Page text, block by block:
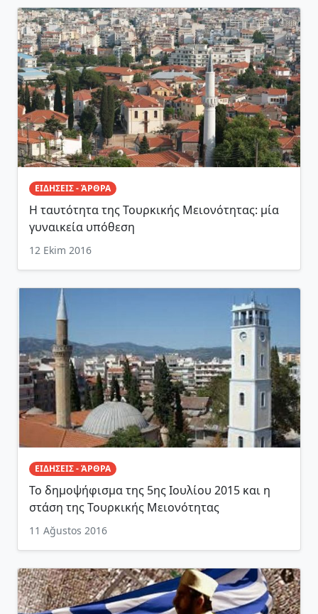
ΕΙΔΗΣΕΙΣ - ΆΡΘΡΑ
Η ταυτότητα της Τουρκικής Μειονότητας: μία
γυναικεία υπόθεση
12 Ekim 2016
ΕΙΔΗΣΕΙΣ - ΆΡΘΡΑ
Το δημοψήφισμα της 5ης Ιουλίου 2015 και η
στάση της Τουρκικής Μειονότητας
11 Ağustos 2016